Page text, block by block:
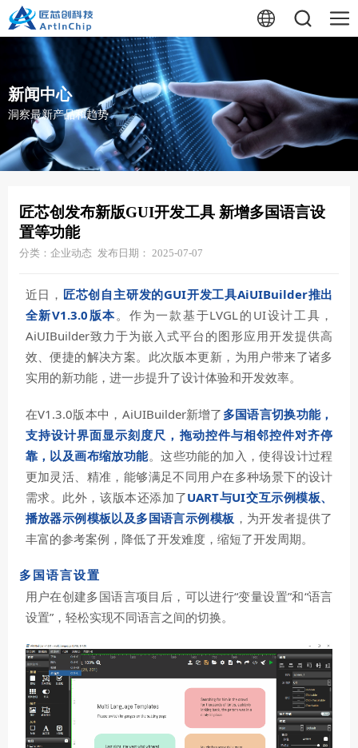
新闻中心
洞察最新产品和趋势
匠芯创发布新版GUI开发工具 新增多国语言设
置等功能
分类：企业动态 发布日期： 2025-07-07
近日， 匠芯创自主研发的GUI开发工具AiUIBuilder推出
全新V1.3.0版本。作为一款基于LVGL的UI设计工具，
AiUIBuilder致力于为嵌入式平台的图形应用开发提供高
效、便捷的解决方案。此次版本更新，为用户带来了诸多
实用的新功能，进一步提升了设计体验和开发效率。
在V1.3.0版本中，AiUIBuilder新增了 多国语言切换功能，
支持设计界面显示刻度尺，拖动控件与相邻控件对齐停
靠，以及画布缩放功能。这些功能的加入，使得设计过程
更加灵活、精准，能够满足不同用户在多种场景下的设计
需求。此外，该版本还添加了UART与UI交互示例模板、
播放器示例模板以及多国语言示例模板 ，为开发者提供了
丰富的参考案例，降低了开发难度，缩短了开发周期。
多国语言设置
用户在创建多国语言项目后，可以进行“变量设置”和“语言
设置”，轻松实现不同语言之间的切换。